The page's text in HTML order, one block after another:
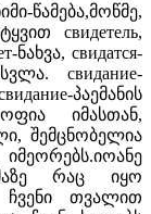
წამება,მოწმე,
свидетель,
ნახვა, свидатся-
свидание-
პაემანის
იმასთან,
შემცნობელია
რაც იყო
ჩვენი თვალით